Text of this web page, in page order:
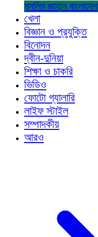
মুসলিম জাহান বাংলাদেশ
খেলা
বিজ্ঞান ও প্রযুক্তি
বিনোদন
দ্বীন-দুনিয়া
শিক্ষা ও চাকরি
ভিডিও
ফোটো গ্যালারি
লাইফ স্টাইল
সম্পাদকীয়
আরও